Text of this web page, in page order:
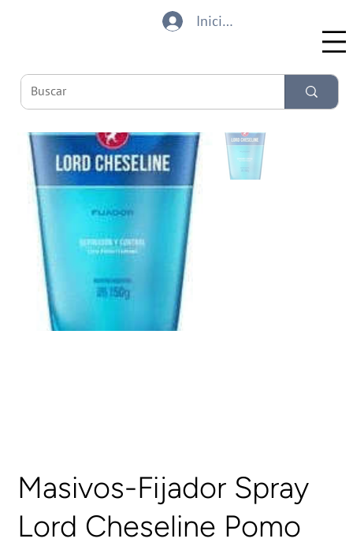
Iniciar sesión
Masivos-Fijador Spray
Lord Cheseline Pomo